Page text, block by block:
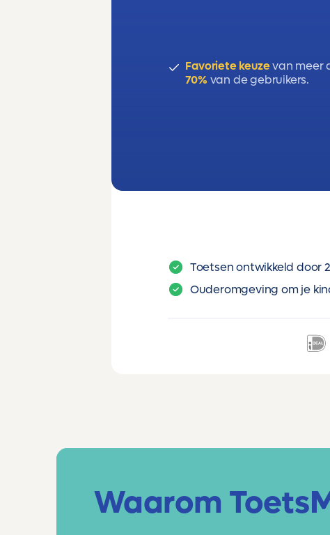
Favoriete keuzevan meer
70%van de gebruikers.
Toetsen ontwikkeld door
Ouderomgeving om je
Waarom